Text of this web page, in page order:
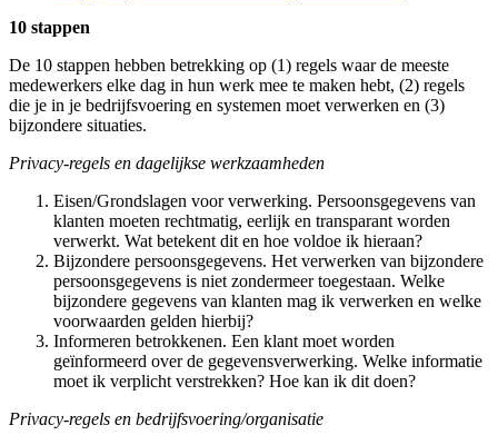
10 stappen
De 10 stappen hebben betrekking op (1) regels waar de meeste
medewerkers elke dag in hun werk mee te maken hebt, (2) regels
die je in je bedrijfsvoering en systemen moet verwerken en (3)
bijzondere situaties.
Privacy-regels en dagelijkse werkzaamheden
Eisen/Grondslagen voor verwerking. Persoonsgegevens van
klanten moeten rechtmatig, eerlijk en transparant worden
verwerkt. Wat betekent dit en hoe voldoe ik hieraan?
Bijzondere persoonsgegevens. Het verwerken van bijzondere
persoonsgegevens is niet zondermeer toegestaan. Welke
bijzondere gegevens van klanten mag ik verwerken en welke
voorwaarden gelden hierbij?
Informeren betrokkenen. Een klant moet worden
geïnformeerd over de gegevensverwerking. Welke informatie
moet ik verplicht verstrekken? Hoe kan ik dit doen?
Privacy-regels en bedrijfsvoering/organisatie